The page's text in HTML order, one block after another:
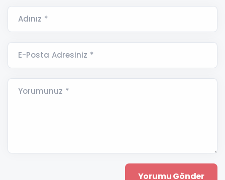
Adınız *
E-Posta Adresiniz *
Yorumunuz *